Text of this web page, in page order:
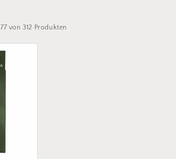
77 von 312 Produkten